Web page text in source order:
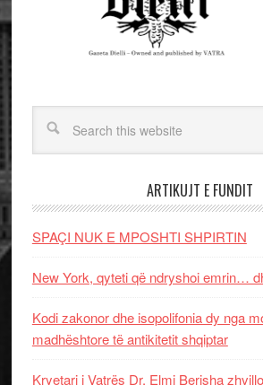
ARTIKUJT E FUNDIT
SPAÇI NUK E MPOSHTI SHPIRTIN
New York, qyteti që ndryshoi emrin…
Kodi zakonor dhe isopolifonia dy nga
madhështore të antikitetit shqiptar
Kryetari i Vatrës Dr. Elmi Berisha